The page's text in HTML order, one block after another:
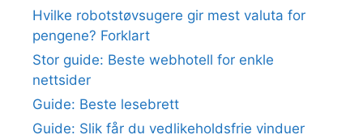
Hvilke robotstøvsugere gir mest valuta for
pengene? Forklart
Stor guide: Beste webhotell for enkle
nettsider
Guide: Beste lesebrett
Guide: Slik får du vedlikeholdsfrie vinduer